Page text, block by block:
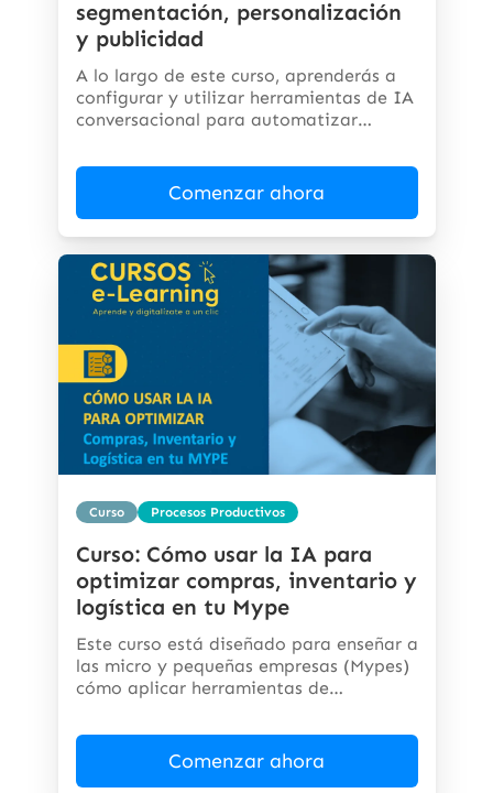
segmentación, personalización
y publicidad
A lo largo de este curso, aprenderás a
configurar y utilizar herramientas de IA
conversacional para automatizar
Comenzar ahora
Curso Procesos Productivos
Curso: Cómo usar la IA para
optimizar compras, inventario y
logística en tu Mype
Este curso está diseñado para enseñar a
las micro y pequeñas empresas (Mypes)
cómo aplicar herramientas de
Comenzar ahora